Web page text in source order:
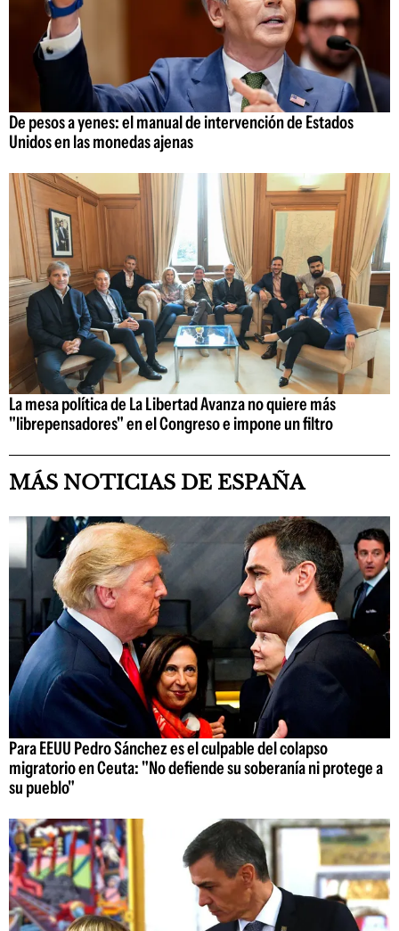
De pesos a yenes: el manual de intervención de Estados
Unidos en las monedas ajenas
La mesa política de La Libertad Avanza no quiere más
"librepensadores" en el Congreso e impone un filtro
MÁS NOTICIAS DE ESPAÑA
Para EEUU Pedro Sánchez es el culpable del colapso
migratorio en Ceuta: "No defiende su soberanía ni protege a
su pueblo"